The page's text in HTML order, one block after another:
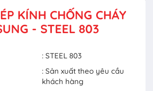
KÍNH CHỐNG CHÁY
- STEEL 803
: STEEL 803
: Sản xuất theo yêu cầu
khách hàng